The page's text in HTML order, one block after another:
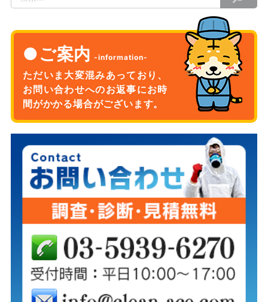
ご案内
ただいま大変混みあっており、
お問い合わせへのお返事にお時
間がかかる場合がございます。